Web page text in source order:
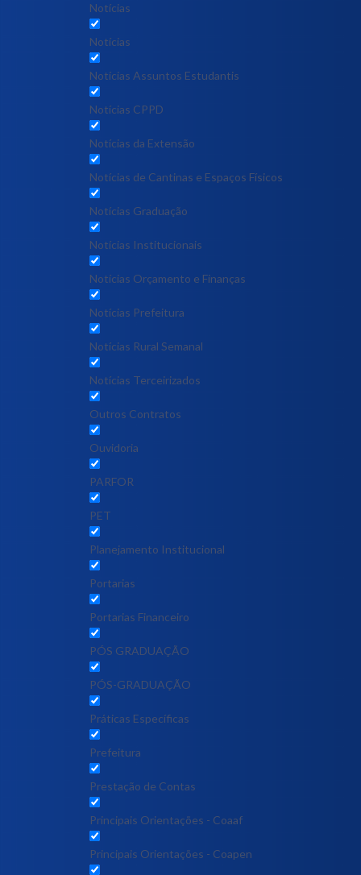
Notícias
Notícias
Notícias Assuntos Estudantis
Notícias CPPD
Notícias da Extensão
Notícias de Cantinas e Espaços Físicos
Notícias Graduação
Notícias Institucionais
Notícias Orçamento e Finanças
Notícias Prefeitura
Notícias Rural Semanal
Notícias Terceirizados
Outros Contratos
Ouvidoria
PARFOR
PET
Planejamento Institucional
Portarias
Portarias Financeiro
PÓS GRADUAÇÃO
PÓS-GRADUAÇÃO
Práticas Específicas
Prefeitura
Prestação de Contas
Principais Orientações - Coaaf
Principais Orientações - Coapen